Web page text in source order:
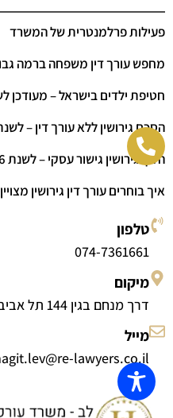
פעילות פרלמנטרית של המשרד
מחפש עורך דין משפחה ברמה גבוהה
חטיפת ילדים בישראל – מעודכן לשנת
הסכם גירושין ללא עורך דין – לשנת
הליך גירושין גישור עסקי – לשנת 2026
איך בוחרים עורך דין גירושין מצויין
טלפון
074-7361661
מיקום
דרך מנחם בגין 144 תל אביב (מגדל מידטאון, קומה 30)
מייל
lawyers.co.il